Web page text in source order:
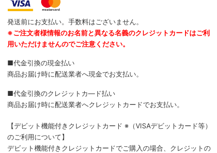
発送前にお支払い。手数料はございません。
※ご注文者様情報のお名前と異なる名義のクレジットカードはご利
用いただけませんのでご注意ください。
■代金引換の現金払い
商品お届け時に配送業者へ現金でお支払い。
■代金引換のクレジットカ―ド払い
商品お届け時に配送業者へクレジットカードでお支払い。
【デビット機能付きクレジットカード ※（VISAデビットカード等）
のご利用について】
デビット機能付きクレジットカードでご購入の場合、クレジットの